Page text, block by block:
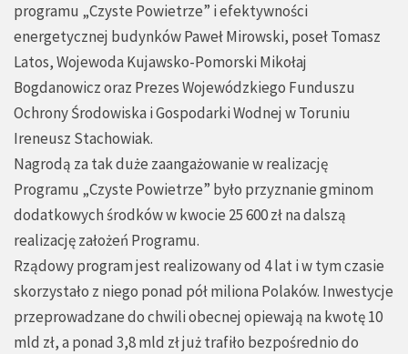
programu „Czyste Powietrze” i efektywności
energetycznej budynków Paweł Mirowski, poseł Tomasz
Latos, Wojewoda Kujawsko-Pomorski Mikołaj
Bogdanowicz oraz Prezes Wojewódzkiego Funduszu
Ochrony Środowiska i Gospodarki Wodnej w Toruniu
Ireneusz Stachowiak.
Nagrodą za tak duże zaangażowanie w realizację
Programu „Czyste Powietrze” było przyznanie gminom
dodatkowych środków w kwocie 25 600 zł na dalszą
realizację założeń Programu.
Rządowy program jest realizowany od 4 lat i w tym czasie
skorzystało z niego ponad pół miliona Polaków. Inwestycje
przeprowadzane do chwili obecnej opiewają na kwotę 10
mld zł, a ponad 3,8 mld zł już trafiło bezpośrednio do